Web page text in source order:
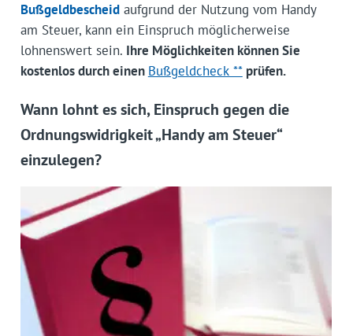
Bußgeldbescheidaufgrund der Nutzung vom Handy
am Steuer, kann ein Einspruch möglicherweise
lohnenswert sein. Ihre Möglichkeiten können Sie
kostenlos durch einen Bußgeldcheck **prüfen.
Wann lohnt es sich, Einspruch gegen die
Ordnungswidrigkeit „Handy am Steuer“
einzulegen?